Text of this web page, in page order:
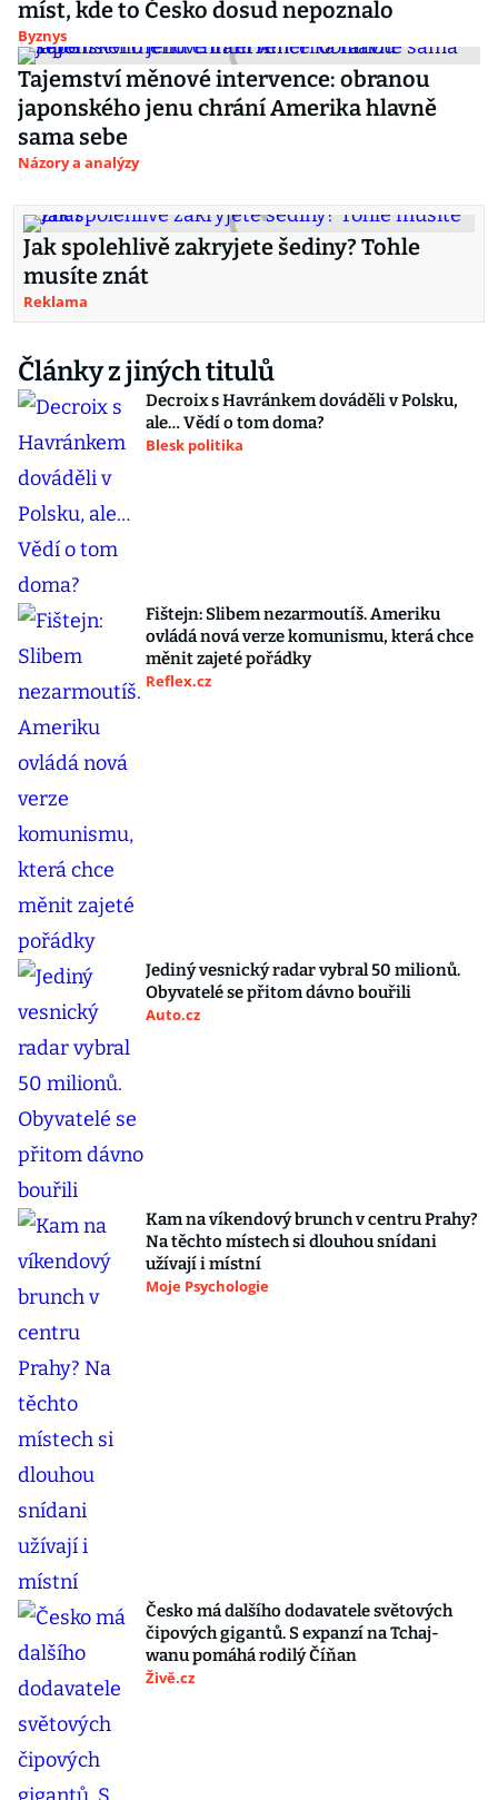
míst, kde to Česko dosud nepoznalo
Byznys
Tajemství měnové intervence: obranou
japonského jenu chrání Amerika hlavně
sama sebe
Názory a analýzy
Jak spolehlivě zakryjete šediny? Tohle
musíte znát
Reklama
Články z jiných titulů
Decroix s Havránkem dováděli v Polsku,
ale… Vědí o tom doma?
Blesk politika
Fištejn: Slibem nezarmoutíš. Ameriku
ovládá nová verze komunismu, která chce
měnit zajeté pořádky
Reflex.cz
Jediný vesnický radar vybral 50 milionů.
Obyvatelé se přitom dávno bouřili
Auto.cz
Kam na víkendový brunch v centru Prahy?
Na těchto místech si dlouhou snídani
užívají i místní
Moje Psychologie
Česko má dalšího dodavatele světových
čipových gigantů. S expanzí na Tchaj-
wanu pomáhá rodilý Číňan
Živě.cz